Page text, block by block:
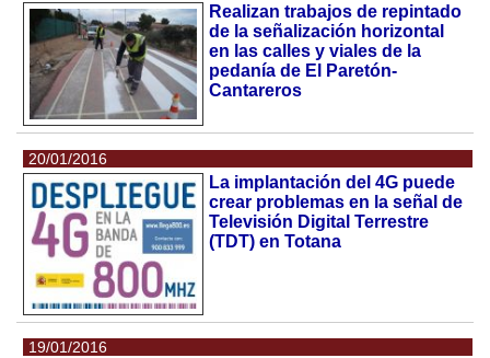
Realizan trabajos de repintado
de la señalización horizontal
en las calles y viales de la
pedanía de El Paretón-
Cantareros
20/01/2016
La implantación del 4G puede
crear problemas en la señal de
Televisión Digital Terrestre
(TDT) en Totana
19/01/2016